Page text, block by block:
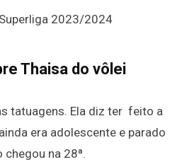
2023/2024
Thaisa do vôlei
tatuagens. Ela diz ter feito a
era adolescente e parado
na 28ª.